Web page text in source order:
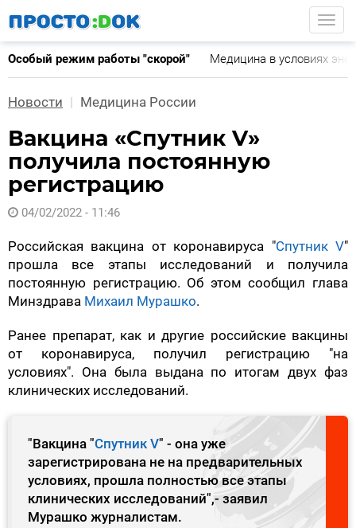
основному
содержанию
Особый режим работы "скорой" Медицина в условиях
Новости Медицина России
Вакцина «Спутник V»
получила постоянную
регистрацию
04/02/2022 - 11:46
Российская вакцина от коронавируса "Спутник V"
прошла все этапы исследований и получила
постоянную регистрацию. Об этом сообщил глава
Минздрава Михаил Мурашко.
Ранее препарат, как и другие российские вакцины
от коронавируса, получил регистрацию "на
условиях". Она была выдана по итогам двух фаз
клинических исследований.
"Вакцина "Спутник V" - она уже
зарегистрирована не на предварительных
условиях, прошла полностью все этапы
клинических исследований",- заявил
Мурашко журналистам.